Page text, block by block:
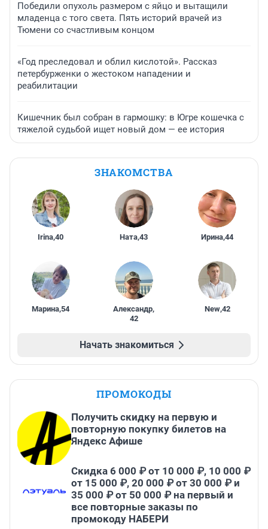
Победили опухоль размером с яйцо и вытащили
младенца с того света. Пять историй врачей из
Тюмени со счастливым концом
«Год преследовал и облил кислотой». Рассказ
петербурженки о жестоком нападении и
реабилитации
Кишечник был собран в гармошку: в Югре кошечка с
тяжелой судьбой ищет новый дом — ее история
ЗНАКОМСТВА
Irina,40 Ната,43 Ирина,44
Марина,54 Александр,
42
New,42
Начать знакомиться
ПРОМОКОДЫ
Получить скидку на первую и
повторную покупку билетов на
Яндекс Афише
Скидка 6 000 ₽ от 10 000 ₽, 10 000 ₽
от 15 000 ₽, 20 000 ₽ от 30 000 ₽ и
35 000 ₽ от 50 000 ₽ на первый и
все повторные заказы по
промокоду НАБЕРИ